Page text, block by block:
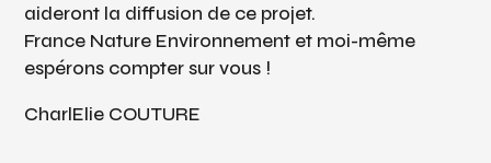
aideront la diffusion de ce projet.
France Nature Environnement et moi-même
espérons compter sur vous !
CharlElie COUTURE